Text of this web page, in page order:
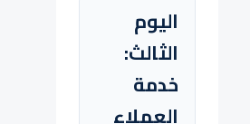
اليوم
الثالث:
خدمة
العملاء